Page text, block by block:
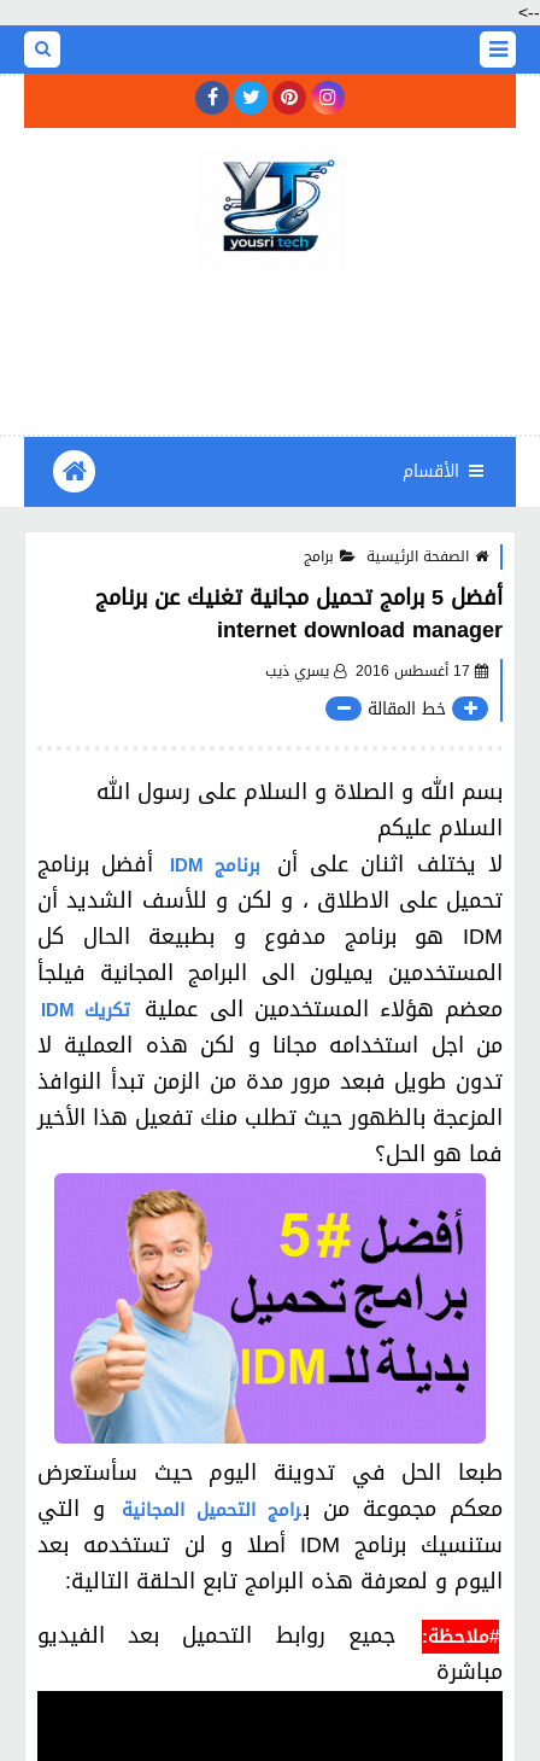
-->
الأقسام
الصفحة الرئيسية برامج
أفضل 5 برامج تحميل مجانية تغنيك عن برنامج
internet download manager
17 أغسطس 2016 يسري ذيب
خط المقالة
بسم الله و الصلاة و السلام على رسول الله
السلام عليكم
لا يختلف اثنان على أن برنامج IDM
أفضل برنامج
تحميل على الاطلاق ، و لكن و للأسف الشديد أن
IDM هو برنامج مدفوع و بطبيعة الحال كل
المستخدمين يميلون الى البرامج المجانية فيلجأ
معضم هؤلاء المستخدمين الى عملية تكريك IDM
من اجل استخدامه مجانا و لكن هذه العملية لا
تدون طويل فبعد مرور مدة من الزمن تبدأ النوافذ
المزعجة بالظهور حيث تطلب منك تفعيل هذا الأخير
فما هو الحل؟
طبعا الحل في تدوينة اليوم حيث سأستعرض
معكم مجموعة من برامج التحميل المجانية و التي
ستنسيك برنامج IDM أصلا و لن تستخدمه بعد
اليوم و لمعرفة هذه البرامج تابع الحلقة التالية:
#ملاحظة:
جميع روابط التحميل بعد الفيديو
مباشرة